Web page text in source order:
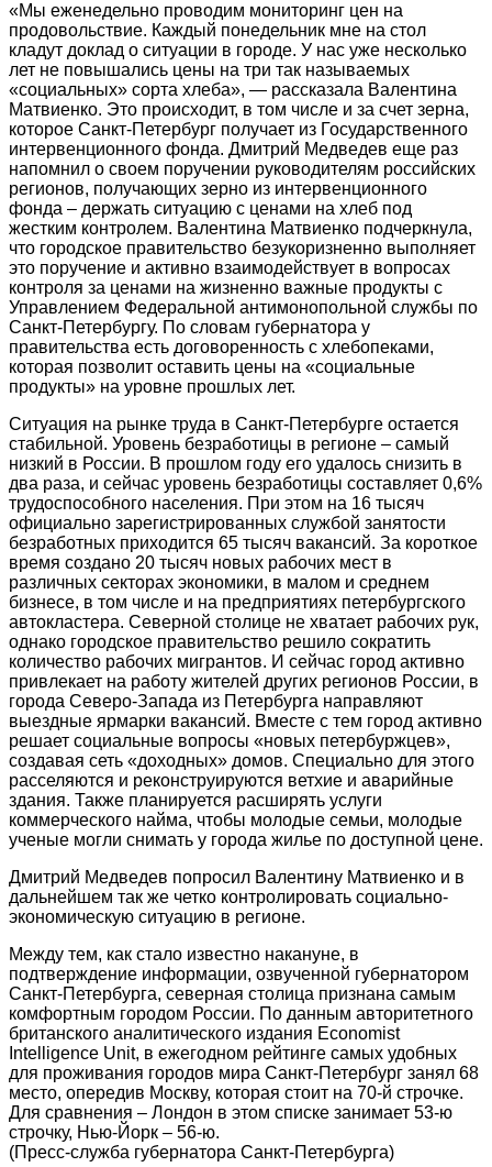
«Мы еженедельно проводим мониторинг цен на
продовольствие. Каждый понедельник мне на стол
кладут доклад о ситуации в городе. У нас уже несколько
лет не повышались цены на три так называемых
«социальных» сорта хлеба», — рассказала Валентина
Матвиенко. Это происходит, в том числе и за счет зерна,
которое Санкт-Петербург получает из Государственного
интервенционного фонда. Дмитрий Медведев еще раз
напомнил о своем поручении руководителям российских
регионов, получающих зерно из интервенционного
фонда – держать ситуацию с ценами на хлеб под
жестким контролем. Валентина Матвиенко подчеркнула,
что городское правительство безукоризненно выполняет
это поручение и активно взаимодействует в вопросах
контроля за ценами на жизненно важные продукты с
Управлением Федеральной антимонопольной службы по
Санкт-Петербургу. По словам губернатора у
правительства есть договоренность с хлебопеками,
которая позволит оставить цены на «социальные
продукты» на уровне прошлых лет.
Ситуация на рынке труда в Санкт-Петербурге остается
стабильной. Уровень безработицы в регионе – самый
низкий в России. В прошлом году его удалось снизить в
два раза, и сейчас уровень безработицы составляет 0,6%
трудоспособного населения. При этом на 16 тысяч
официально зарегистрированных службой занятости
безработных приходится 65 тысяч вакансий. За короткое
время создано 20 тысяч новых рабочих мест в
различных секторах экономики, в малом и среднем
бизнесе, в том числе и на предприятиях петербургcкого
автокластера. Северной столице не хватает рабочих рук,
однако городское правительство решило сократить
количество рабочих мигрантов. И сейчас город активно
привлекает на работу жителей других регионов России, в
города Северо-Запада из Петербурга направляют
выездные ярмарки вакансий. Вместе с тем город активно
решает социальные вопросы «новых петербуржцев»,
создавая сеть «доходных» домов. Специально для этого
расселяются и реконструируются ветхие и аварийные
здания. Также планируется расширять услуги
коммерческого найма, чтобы молодые семьи, молодые
ученые могли снимать у города жилье по доступной цене.
Дмитрий Медведев попросил Валентину Матвиенко и в
дальнейшем так же четко контролировать социально-
экономическую ситуацию в регионе.
Между тем, как стало известно накануне, в
подтверждение информации, озвученной губернатором
Санкт-Петербурга, северная столица признана самым
комфортным городом России. По данным авторитетного
британского аналитического издания Economist
Intelligence Unit, в ежегодном рейтинге самых удобных
для проживания городов мира Санкт-Петербург занял 68
место, опередив Москву, которая стоит на 70-й строчке.
Для сравнения – Лондон в этом списке занимает 53-ю
строчку, Нью-Йорк – 56-ю.
(Пресс-служба губернатора Санкт-Петербурга)